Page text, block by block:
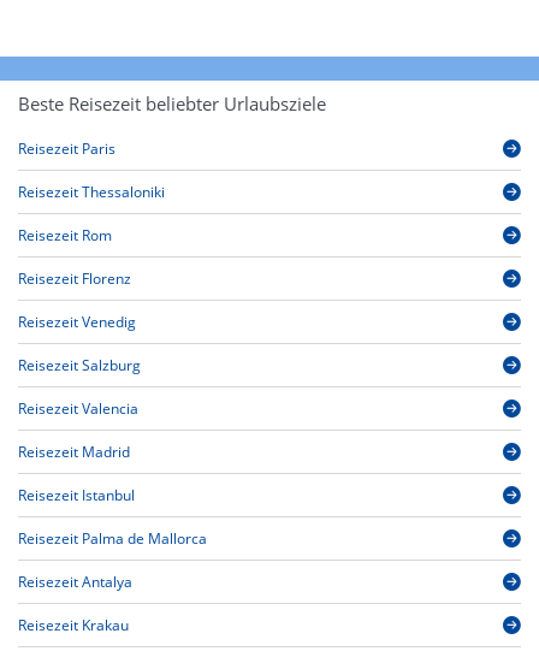
Beste Reisezeit beliebter Urlaubsziele
Reisezeit Paris
Reisezeit Thessaloniki
Reisezeit Rom
Reisezeit Florenz
Reisezeit Venedig
Reisezeit Salzburg
Reisezeit Valencia
Reisezeit Madrid
Reisezeit Istanbul
Reisezeit Palma de Mallorca
Reisezeit Antalya
Reisezeit Krakau